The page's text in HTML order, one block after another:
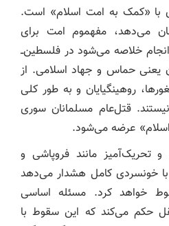
«کمک به امت اسلام» است.
می‌دهد، مفهموم امت برای
خلاصه می‌شود در فلسطین‌ــ
یعنی حماس و جهاد اسلامی‌. از
روهینگیایان و به طور کلی
قتل‌عام مسلمانان سوری
عرضه می‌شود.
تحریک‌آمیز مانند فروپاشی و
با خونسردی کامل هشدار می‌دهد
خواهد کرد. مسئله اساسی
حکم می‌کند که این سقوط با